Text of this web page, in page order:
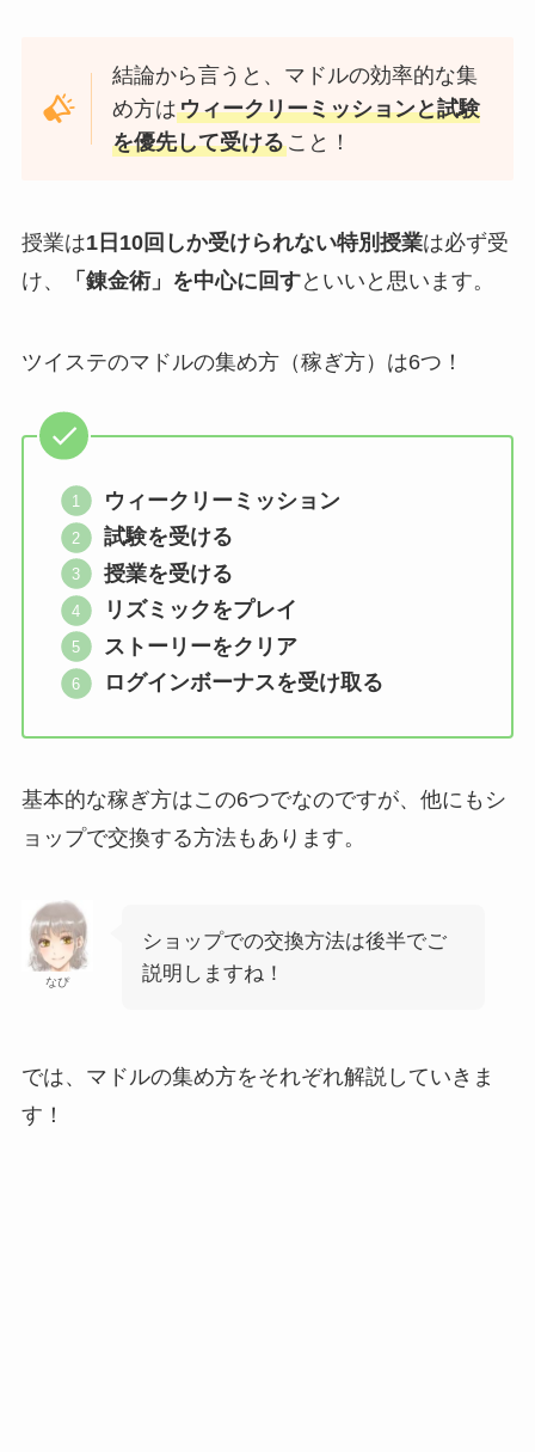
結論から言うと、マドルの効率的な集
め方はウィークリーミッションと試験
を優先して受けること！
授業は1日10回しか受けられない特別授業は必ず受
け、
「錬金術」を中心に回すといいと思います。
ツイステのマドルの集め方（稼ぎ方）は6つ！
ウィークリーミッション
試験を受ける
授業を受ける
リズミックをプレイ
ストーリーをクリア
ログインボーナスを受け取る
基本的な稼ぎ方はこの6つでなのですが、他にもシ
ョップで交換する方法もあります。
なぴ
ショップでの交換方法は後半でご
説明しますね！
では、マドルの集め方をそれぞれ解説していきま
す！